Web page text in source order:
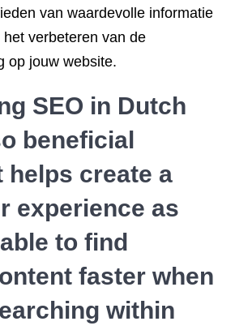
van waardevolle informatie
verbeteren van de
op jouw website.
SEO in Dutch
beneficial
helps create a
experience as
to find
faster when
within